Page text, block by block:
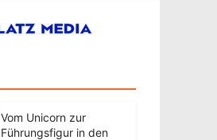
Vom Unicorn zur
Führungsfigur in den